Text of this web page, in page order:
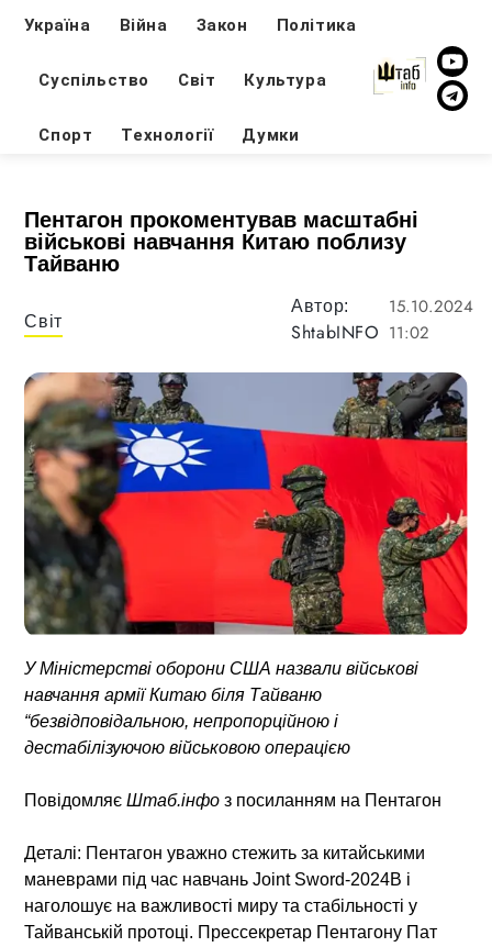
Україна Війна Закон Політика
Суспільство Світ Культура
Спорт Технології Думки
Пентагон прокоментував масштабні
військові навчання Китаю поблизу
Тайваню
Світ
Автор:
ShtabINFO
15.10.2024
11:02
У Міністерстві оборони США назвали військові
навчання армії Китаю біля Тайваню
“безвідповідальною, непропорційною і
дестабілізуючою військовою операцією
ПовідомляєШтаб.інфо з посиланням на Пентагон
Деталі: Пентагон уважно стежить за китайськими
маневрами під час навчаньJoint Sword-2024B і
наголошує на важливості миру та стабільності у
Тайванській протоці. Прессекретар Пентагону Пат